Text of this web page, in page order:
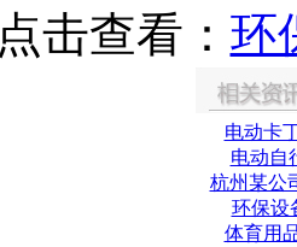
点击查看： 环
电动卡
电动自
杭州某公
环保设
体育用